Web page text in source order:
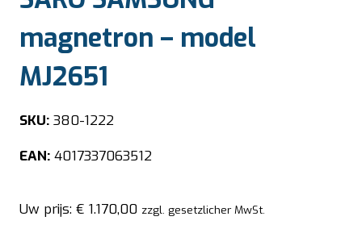
magnetron – model
MJ2651
SKU: 380-1222
EAN: 4017337063512
Uw prijs: € 1.170,00 zzgl. gesetzlicher MwSt.